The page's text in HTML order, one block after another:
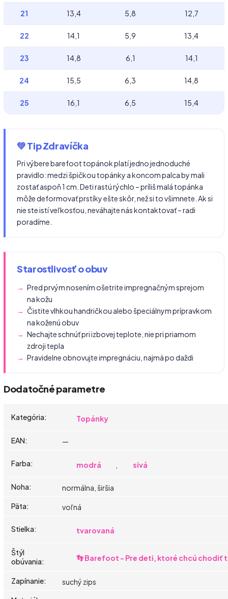
21 13,4 5,8 12,7
22 14,1 5,9 13,4
23 14,8 6,1 14,1
24 15,5 6,3 14,8
25 16,1 6,5 15,4
💚 Tip Zdravíčka
Pri výbere barefoot topánok platí jedno jednoduché
pravidlo: medzi špičkou topánky a koncom palca by mali
zostať aspoň 1 cm. Deti rastú rýchlo – príliš malá topánka
môže deformovať prstíky ešte skôr, než si to všimnete. Ak si
nie ste istí veľkosťou, neváhajte nás kontaktovať – radi
poradíme.
Starostlivosť o obuv
Pred prvým nosením ošetrite impregnačným sprejom
na kožu
Čistite vlhkou handričkou alebo špeciálnym prípravkom
na koženú obuv
Nechajte schnúť pri izbovej teplote, nie pri priamom
zdroji tepla
Pravidelne obnovujte impregnáciu, najmä po daždi
Dodatočné parametre
Kategória: Topánky
EAN: —
Farba: modrá sivá
Noha:
normálna, širšia
Päta: voľná
Stielka: tvarovaná
Štýl
obúvania: 👣 Barefoot - Pre deti, ktoré chcú chodiť
Zapínanie:
suchý zips